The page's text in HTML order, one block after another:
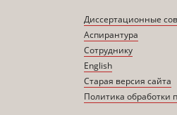
Диссертационные
Аспирантура
Сотруднику
English
Старая версия сайта
Политика обработки